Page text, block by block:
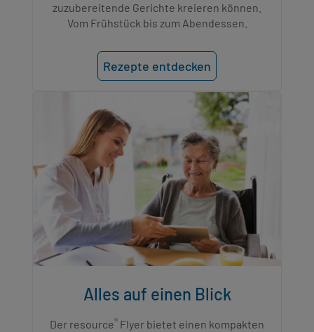
zuzubereitende Gerichte kreieren können.
Vom Frühstück bis zum Abendessen.
Rezepte entdecken
Alles auf einen Blick​
Der resource® Flyer bietet einen kompakten